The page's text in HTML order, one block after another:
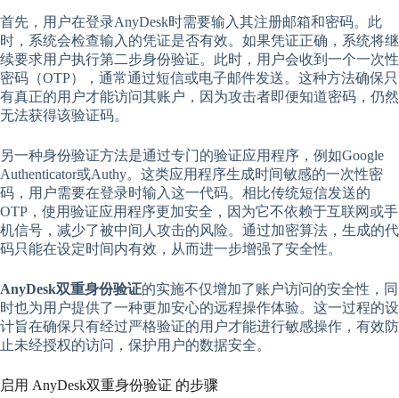
首先，用户在登录AnyDesk时需要输入其注册邮箱和密码。此
时，系统会检查输入的凭证是否有效。如果凭证正确，系统将继
续要求用户执行第二步身份验证。此时，用户会收到一个一次性
密码（OTP），通常通过短信或电子邮件发送。这种方法确保只
有真正的用户才能访问其账户，因为攻击者即便知道密码，仍然
无法获得该验证码。
另一种身份验证方法是通过专门的验证应用程序，例如Google
Authenticator或Authy。这类应用程序生成时间敏感的一次性密
码，用户需要在登录时输入这一代码。相比传统短信发送的
OTP，使用验证应用程序更加安全，因为它不依赖于互联网或手
机信号，减少了被中间人攻击的风险。通过加密算法，生成的代
码只能在设定时间内有效，从而进一步增强了安全性。
AnyDesk双重身份验证的实施不仅增加了账户访问的安全性，同
时也为用户提供了一种更加安心的远程操作体验。这一过程的设
计旨在确保只有经过严格验证的用户才能进行敏感操作，有效防
止未经授权的访问，保护用户的数据安全。
启用 AnyDesk双重身份验证 的步骤